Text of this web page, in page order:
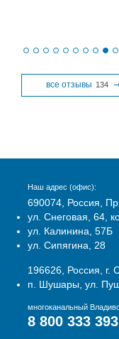
все отзывы 134
Наш адрес (офис):
690074, Россия,
ул. Снеговая, 64,
ул. Калинина, 57Б
ул. Сипягина, 28
196626, Россия, г.
п. Шушары, ул.
многоканальный
8 800 333